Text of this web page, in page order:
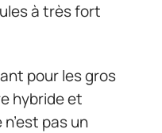
à très fort
pour les gros
hybride et
pas un